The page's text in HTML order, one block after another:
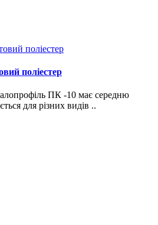
поліестер
ПК -10 має середню
для різних видів ..